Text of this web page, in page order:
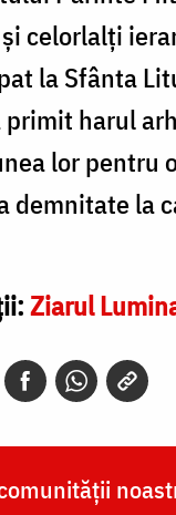
celorlalți
la Sfânta
primit harul
lor pentru
demnitate la
Ziarul